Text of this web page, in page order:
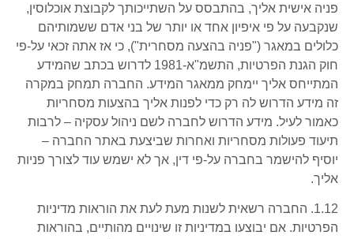
פניה אישית אליך, בהתבסס על השתייכותך לקבוצת אוכלוסין,
שנקבעה על פי איפיון אחד או יותר של בני אדם ששמותיהם
כלולים במאגר ("פניה בהצעה מסחרית"), כי אז אתה זכאי על-פי
חוק הגנת הפרטיות, התשמ"א-1981 לדרוש בכתב שהמידע
המתייחס אליך יימחק ממאגר המידע. החברה תמחק במקרה
זה מידע הדרוש לה רק כדי לפנות אליך בהצעות מסחריות
כאמור לעיל. מידע הדרוש לחברה לשם ניהול עסקיה – לרבות
תיעוד פעולות מסחריות ואחרות שביצעת באתר החברה –
יוסיף להישמר בחברה על-פי דין, אך לא ישמש עוד לצורך פניות
אליך.
1.12. החברה רשאית לשנות מעת לעת את הוראות מדיניות
הפרטיות. אם יבוצעו במדיניות זו שינויים מהותיים, בהוראות